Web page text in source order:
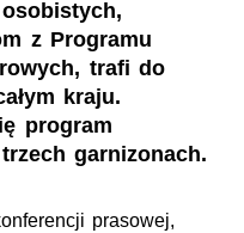
z Programu
trafi do
kraju.
program
garnizonach.
prasowej,